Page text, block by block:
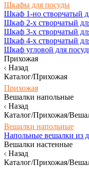
Шкафы для посуды
Шкаф 1-но створчатый
Шкаф 2-х створчатый
Шкаф 3-х створчатый
Шкаф 4-х створчатый
Шкаф угловой для
Прихожая
Назад
Каталог/Прихожая
Прихожая
Вешалки напольные
Назад
Каталог/Прихожая/
Вешалки напольные
Напольные вешалки из
Вешалки настенные
Назад
Каталог/Прихожая/